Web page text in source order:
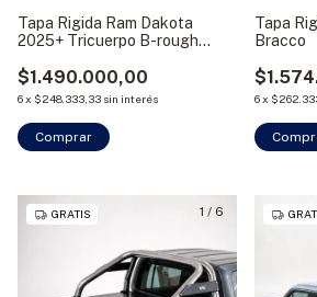
Tapa Rigida Ram Dakota
2025+ Tricuerpo B-rough
$1.490.000,00
6x $248.333,33 sin interés
Comprar
Tapa
Bracco
6x
1 / 6
GRATIS